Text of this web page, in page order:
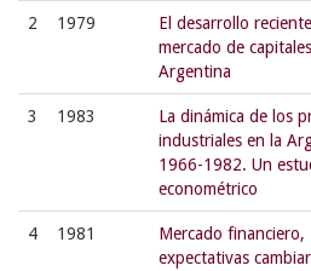
2 1979
El desarrollo
mercado de
Argentina
3 1983
La dinámica de los
industriales en la
1966-1982. Un
econométrico
4 1981
Mercado financiero,
expectativas